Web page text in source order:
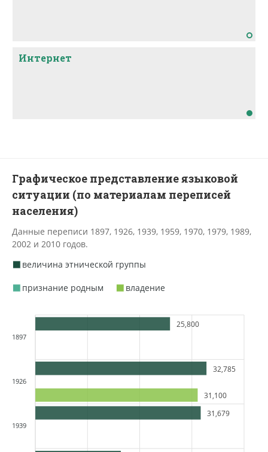
Интернет
Графическое представление языковой
ситуации (по материалам переписей
населения)
Данные переписи 1897, 1926, 1939, 1959, 1970, 1979, 1989,
2002 и 2010 годов.
25,800
32,785
31,679
31,100
1897
1926
1939
величина этнической группы
признание родным владение